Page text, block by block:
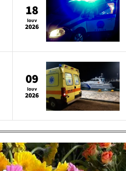
18
Ιουν
2026
09
Ιουν
2026